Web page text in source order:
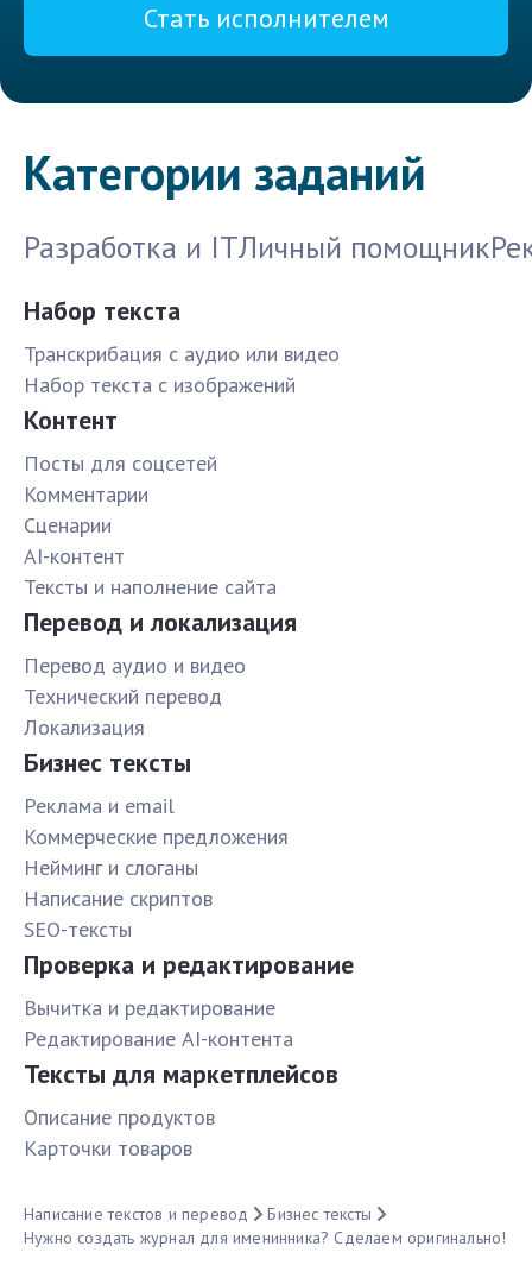
Стать исполнителем
Категории заданий
Разработка и ITЛичный помощник
Набор текста
Транскрибация с аудио или видео
Набор текста с изображений
Контент
Посты для соцсетей
Комментарии
Сценарии
AI-контент
Тексты и наполнение сайта
Перевод и локализация
Перевод аудио и видео
Технический перевод
Локализация
Бизнес тексты
Реклама и email
Коммерческие предложения
Нейминг и слоганы
Написание скриптов
SEO-тексты
Проверка и редактирование
Вычитка и редактирование
Редактирование AI-контента
Тексты для маркетплейсов
Описание продуктов
Карточки товаров
Написание текстов и перевод
Бизнес тексты
Нужно создать журнал для именинника? Сделаем оригинально!